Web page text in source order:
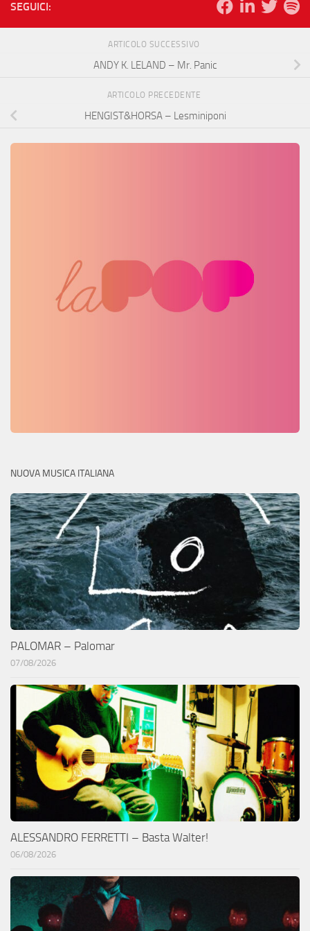
SEGUICI:
ARTICOLO SUCCESSIVO
ANDY K. LELAND – Mr. Panic
ARTICOLO PRECEDENTE
HENGIST&HORSA – Lesminiponi
NUOVA MUSICA ITALIANA
PALOMAR – Palomar
07/08/2026
ALESSANDRO FERRETTI – Basta Walter!
06/08/2026